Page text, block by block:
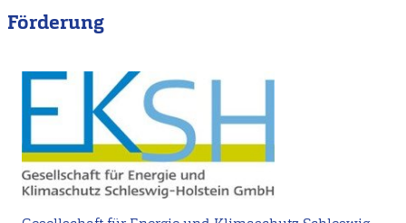
Förderung